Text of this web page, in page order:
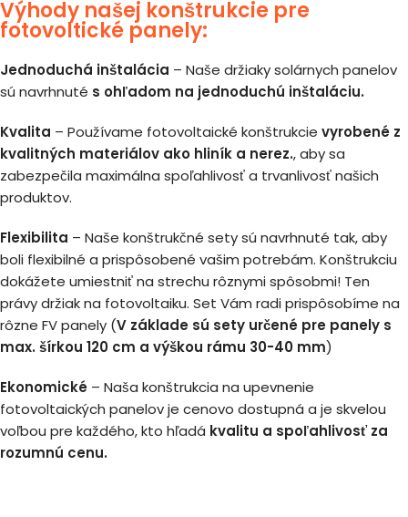
Výhody našej konštrukcie pre
fotovoltické panely:
Jednoduchá inštalácia – Naše držiaky solárnych panelov
sú navrhnuté s ohľadom na jednoduchú inštaláciu.
Kvalita – Používame fotovoltaické konštrukcie vyrobené z
kvalitných materiálov ako hliník a nerez., aby sa
zabezpečila maximálna spoľahlivosť a trvanlivosť našich
produktov.
Flexibilita – Naše konštrukčné sety sú navrhnuté tak, aby
boli flexibilné a prispôsobené vašim potrebám. Konštrukciu
dokážete umiestniť na strechu rôznymi spôsobmi! Ten
právy držiak na fotovoltaiku. Set Vám radi prispôsobíme na
rôzne FV panely (V základe sú sety určené pre panely s
max. šírkou 120 cm a výškou rámu 30-40 mm)
Ekonomické – Naša konštrukcia na upevnenie
fotovoltaických panelov je cenovo dostupná a je skvelou
voľbou pre každého, kto hľadá kvalitu a spoľahlivosť za
rozumnú cenu.